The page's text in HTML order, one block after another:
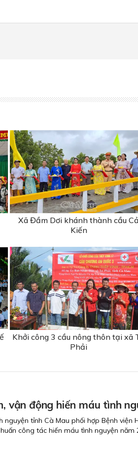
Xã Đầm Dơi khánh thành cầu
Kiến
Khởi công 3 cầu nông thôn tại xã
Phải
vận động hiến máu tình
tỉnh Cà Mau phối hợp Bệnh viện
công tác hiến máu tình nguyện năm